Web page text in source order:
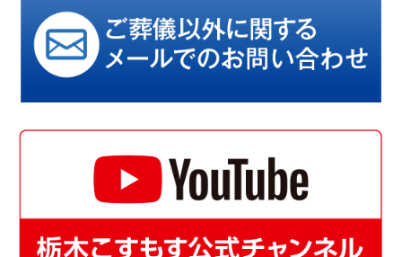
2026/02/12 会社説明会2027
2026/02/24 マイナビ就職フェア
2026/06/06 オープンカンパニー2028
2026/05/27 どら焼き体験教室
2026/05/20 こすもす足利リニューアル
2026/06/17 名古屋・伊勢社員旅行 2泊３日